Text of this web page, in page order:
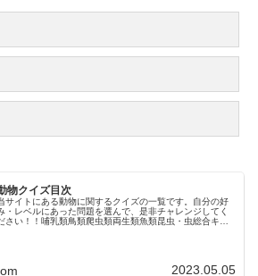
物クイズ目次
サイトにある動物に関するクイズの一覧です。自分の好
・レベルにあった問題を選んで、是非チャレンジしてく
さい！！哺乳類鳥類爬虫類両生類魚類昆虫・虫総合キッ
2023.05.05